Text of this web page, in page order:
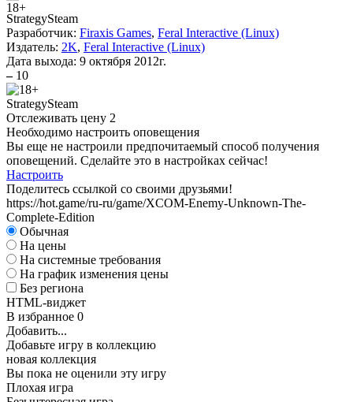
StrategySteam
Разработчик: Firaxis Games, Feral Interactive (Linux)
Издатель: 2K, Feral Interactive (Linux)
Дата выхода: 9 октября 2012г.
– 10
StrategySteam
Отслеживать цену 2
Необходимо настроить оповещения
Вы еще не настроили предпочитаемый способ получения
оповещений. Сделайте это в настройках сейчас!
Настроить
Поделитесь ссылкой со своими друзьями!
https://hot.game/ru-ru/game/XCOM-Enemy-Unknown-The-
Complete-Edition
Обычная
На цены
На системные требования
На график изменения цены
Без региона
HTML-виджет
В избранное 0
Добавить...
Добавьте игру в коллекцию
новая коллекция
Вы пока не оценили эту игру
Плохая игра